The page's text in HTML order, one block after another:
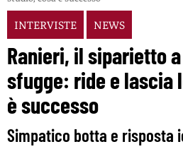
INTERVISTE NEWS
Ranieri, il siparietto a
sfugge: ride e lascia
è successo
Simpatico botta e risposta